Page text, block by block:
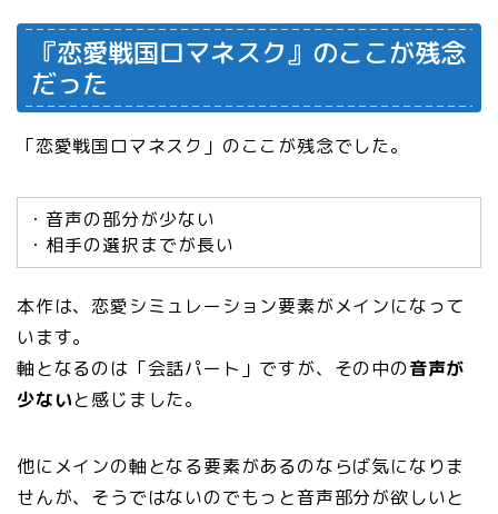
『恋愛戦国ロマネスク』のここが残念
だった
「恋愛戦国ロマネスク」のここが残念でした。
・音声の部分が少ない
・相手の選択までが長い
本作は、恋愛シミュレーション要素がメインになって
います。
軸となるのは「会話パート」ですが、その中の音声が
少ないと感じました。
他にメインの軸となる要素があるのならば気になりま
せんが、そうではないのでもっと音声部分が欲しいと